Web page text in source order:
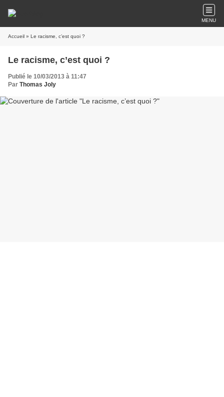
MENU
Accueil » Le racisme, c’est quoi ?
Le racisme, c’est quoi ?
Publié le 10/03/2013 à 11:47
Par Thomas Joly